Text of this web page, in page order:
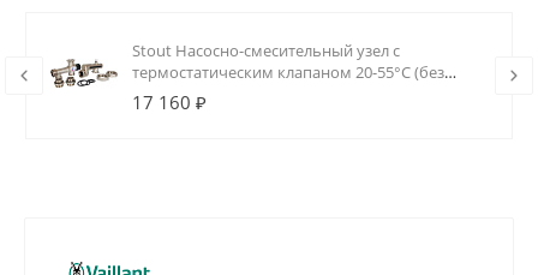
Stout Насосно-смесительный узел с
термостатическим клапаном 20-55°C (без
насоса)
17 160 ₽